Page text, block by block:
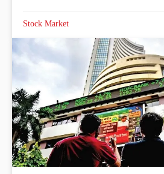
Stock Market